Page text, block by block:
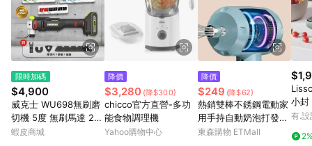
限時加碼
$4,900
威克士 WU698無刷磨
切機 5度 無刷馬達 20
25最新 專利低震動 萬
蝦皮商城
降價
$3,280 (降$300)
chicco官方直營-多功
能食物調理機
Yahoo購物中心
降價
$249 (降$62)
熱銷雙棒不銹鋼電動家
用手持自動奶泡打發器
打蛋器打蛋機攪拌機
東森購物 ETMall
小封
(夜
有.